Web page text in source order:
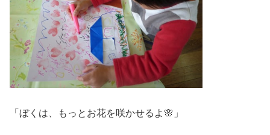
「ぼくは、もっとお花を咲かせるよ🌸」